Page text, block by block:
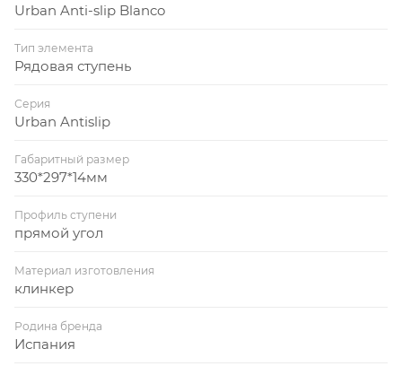
Urban Anti-slip Blanco
Тип элемента
Рядовая ступень
Серия
Urban Antislip
Габаритный размер
330*297*14мм
Профиль ступени
прямой угол
Материал изготовления
клинкер
Родина бренда
Испания